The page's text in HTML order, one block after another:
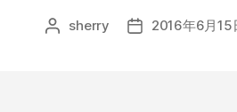
文 sherry
发 2016年6月15